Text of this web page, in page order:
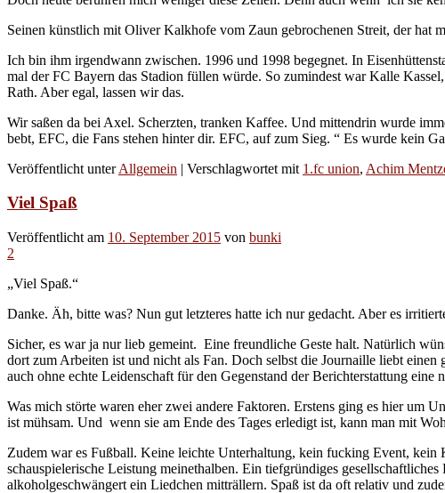
Seinen künstlich mit Oliver Kalkhofe vom Zaun gebrochenen Streit, der hat
Ich bin ihm irgendwann zwischen. 1996 und 1998 begegnet. In
mal der FC Bayern das Stadion füllen würde. So zumindest war Kalle
Rath. Aber egal, lassen wir das.
Wir saßen da bei Axel. Scherzten, tranken Kaffee. Und mittendrin wurde
bebt, EFC, die Fans stehen hinter dir. EFC, auf zum Sieg. “ Es wurde kein
Veröffentlicht unter Allgemein | Verschlagwortet mit 1.fc union, Achim
Viel Spaß
Veröffentlicht am 10. September 2015 von bunki
2
„Viel Spaß.“
Danke. Äh, bitte was? Nun gut letzteres hatte ich nur gedacht. Aber es
Sicher, es war ja nur lieb gemeint. Eine freundliche Geste halt. Natürlich
dort zum Arbeiten ist und nicht als Fan. Doch selbst die Journaille liebt
auch ohne echte Leidenschaft für den Gegenstand der Berichterstattung eine
Was mich störte waren eher zwei andere Faktoren. Erstens ging es hier um
ist mühsam. Und wenn sie am Ende des Tages erledigt ist, kann man mit
Zudem war es Fußball. Keine leichte Unterhaltung, kein fucking Event,
schauspielerische Leistung meinethalben. Ein tiefgründiges
alkoholgeschwängert ein Liedchen mitträllern. Spaß ist da oft relativ und